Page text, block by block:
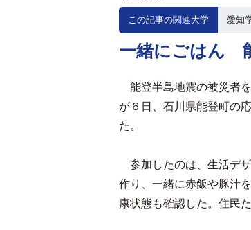
この記事の関連大学 愛知
一緒にごはん
能登半島地震の被災者
が６日、石川県能登町の
た。
参加したのは、生活デ
作り、一緒に赤飯や豚汁
康状態も確認した。住民